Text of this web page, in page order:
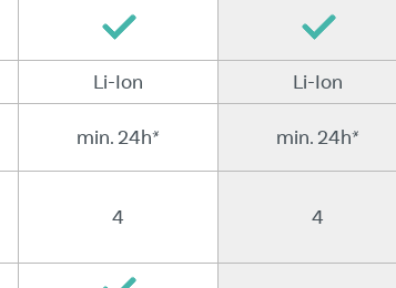
Li-Ion Li-Ion
min. 24h* min. 24h*
4 4